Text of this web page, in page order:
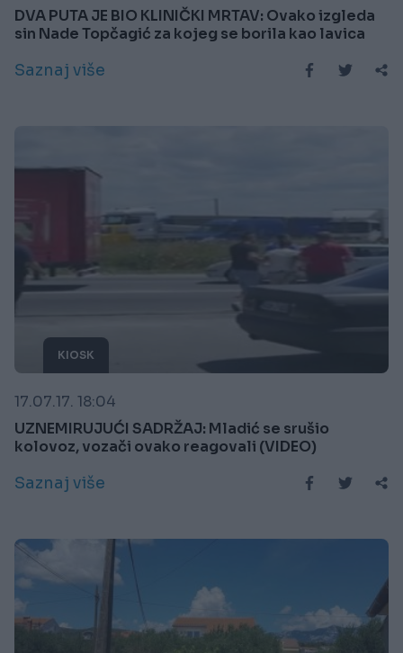
DVA PUTA JE BIO KLINIČKI MRTAV: Ovako izgleda
sin Nade Topčagić za kojeg se borila kao lavica
Saznaj više
KIOSK
17.07.17. 18:04
UZNEMIRUJUĆI SADRŽAJ: Mladić se srušio
kolovoz, vozači ovako reagovali (VIDEO)
Saznaj više